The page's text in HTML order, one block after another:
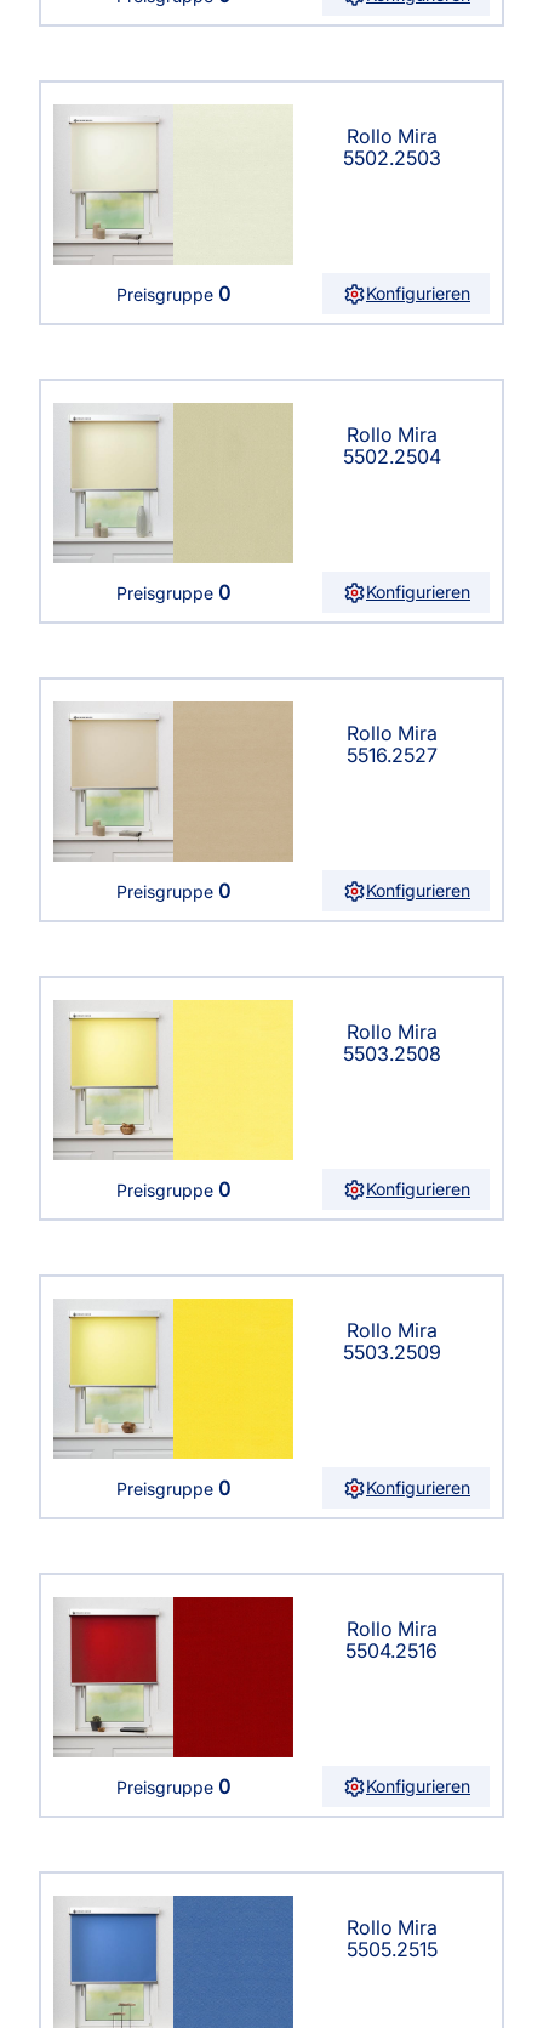
Rollo Mira
5502.2503
Preisgruppe 0 Konfigurieren
Rollo Mira
5502.2504
Preisgruppe 0 Konfigurieren
Rollo Mira
5516.2527
Preisgruppe 0 Konfigurieren
Rollo Mira
5503.2508
Preisgruppe 0 Konfigurieren
Rollo Mira
5503.2509
Preisgruppe 0 Konfigurieren
Rollo Mira
5504.2516
Preisgruppe 0 Konfigurieren
Rollo Mira
5505.2515